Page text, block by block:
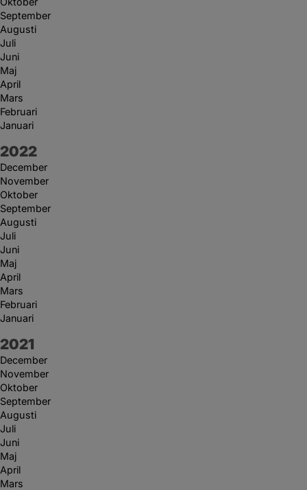
September
Augusti
Juli
Juni
Maj
April
Mars
Februari
Januari
År:
2022
December
November
Oktober
September
Augusti
Juli
Juni
Maj
April
Mars
Februari
Januari
År:
2021
December
November
Oktober
September
Augusti
Juli
Juni
Maj
April
Mars